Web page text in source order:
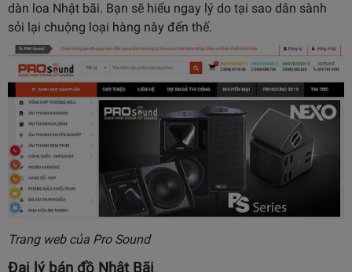
dàn loa Nhật bãi. Bạn sẽ hiểu ngay lý do tại sao dân sành
sỏi lại chuộng loại hàng này đến thế.
Trang web của Pro Sound
Đại lý bán đồ Nhật Bãi